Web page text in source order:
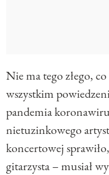
Nie ma tego złego,
wszystkim
pandemia
nietuzinkowego
koncertowej
gitarzysta – musiał